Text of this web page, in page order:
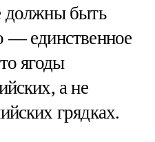
должны быть
— единственное
ягоды
а не
грядках.